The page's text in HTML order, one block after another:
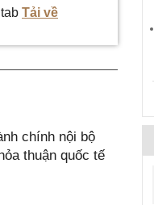
Tải về
chính nội bộ
thuận quốc tế